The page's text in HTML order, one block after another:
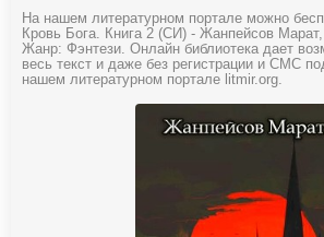
На нашем литературном портале можно
Кровь Бога. Книга 2 (СИ) - Жанпейсов
Жанр: Фэнтези. Онлайн библиотека дает
весь текст и даже без регистрации и СМС
нашем литературном портале litmir.org.